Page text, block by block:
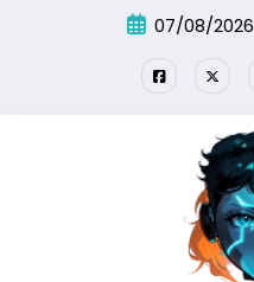
07/08/2026